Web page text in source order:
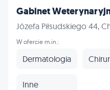
Gabinet
Józefa Piłsudskiego 44,
W ofercie m.in.:
Dermatologia
Inne